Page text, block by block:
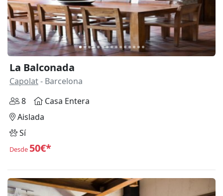
La Balconada
Capolat- Barcelona
8
Casa Entera
Aislada
Sí
Desde 50€*